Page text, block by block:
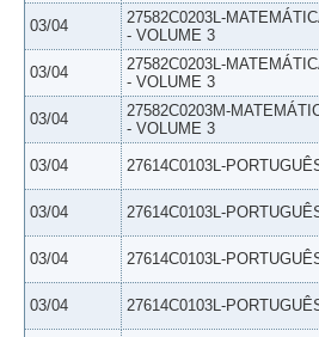
03/04
27582C0203L-
- VOLUME 3
03/04
27582C0203L-
- VOLUME 3
03/04
27582C0203M-
- VOLUME 3
03/04 27614C0103L-
03/04 27614C0103L-
03/04 27614C0103L-
03/04 27614C0103L-